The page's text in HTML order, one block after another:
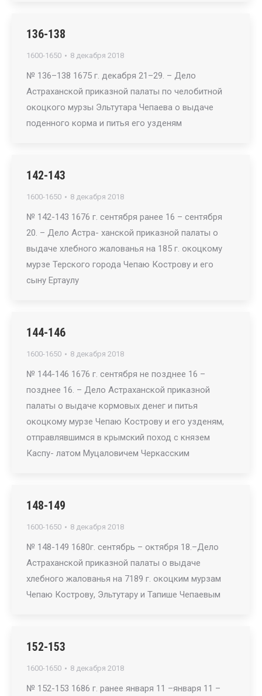
136-138
1600-1650 8 декабря 2018
№ 136–138 1675 г. декабря 21–29. – Дело
Астраханской приказной палаты по челобитной
окоцкого мурзы Эльтутара Чепаева о выдаче
поденного корма и питья его узденям
142-143
1600-1650 8 декабря 2018
№ 142-143 1676 г. сентября ранее 16 – сентября
20. – Дело Астра- ханской приказной палаты о
выдаче хлебного жалованья на 185 г. окоцкому
мурзе Терского города Чепаю Кострову и его
сыну Ертаулу
144-146
1600-1650 8 декабря 2018
№ 144-146 1676 г. сентября не позднее 16 –
позднее 16. – Дело Астраханской приказной
палаты о выдаче кормовых денег и питья
окоцкому мурзе Чепаю Кострову и его узденям,
отправлявшимся в крымский поход с князем
Каспу- латом Муцаловичем Черкасским
148-149
1600-1650 8 декабря 2018
№ 148-149 1680г. сентябрь – октября 18.–Дело
Астраханской приказной палаты о выдаче
хлебного жалованья на 7189 г. окоцким мурзам
Чепаю Кострову, Эльтутару и Тапише Чепаевым
152-153
1600-1650 8 декабря 2018
№ 152-153 1686 г. ранее января 11 –января 11 –